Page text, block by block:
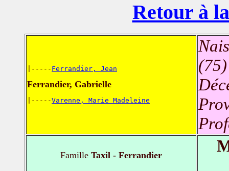
Retour à
|----- Ferrandier, Jean
Ferrandier, Gabrielle
|-----Varenne, Marie Madeleine
(75)
Famille Taxil - Ferrandier